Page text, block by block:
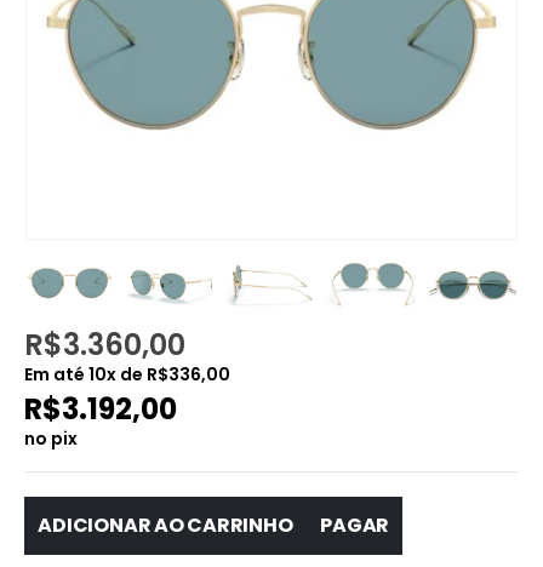
R$3.360,00
Em até 10x de R$336,00
R$3.192,00
no pix
ADICIONAR AO CARRINHO PAGAR